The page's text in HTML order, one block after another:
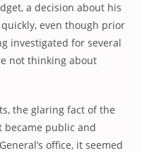
a decision about his
even though prior
investigated for several
not thinking about
the glaring fact of the
became public and
office, it seemed